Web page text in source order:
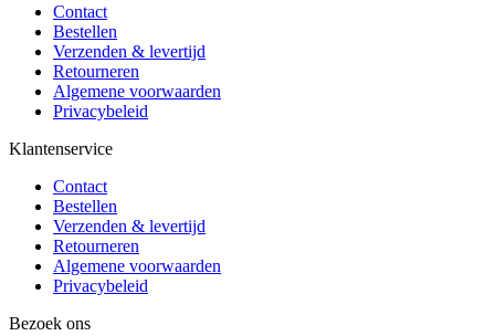
Contact
Bestellen
Verzenden & levertijd
Retourneren
Algemene voorwaarden
Privacybeleid
Klantenservice
Contact
Bestellen
Verzenden & levertijd
Retourneren
Algemene voorwaarden
Privacybeleid
Bezoek ons